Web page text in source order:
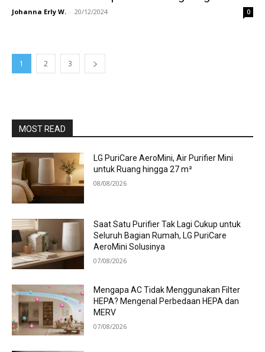
Johanna Erly W. - 20/12/2024 0
1 2 3
MOST READ
LG PuriCare AeroMini, Air Purifier Mini
untuk Ruang hingga 27 m²
08/08/2026
Saat Satu Purifier Tak Lagi Cukup untuk
Seluruh Bagian Rumah, LG PuriCare
AeroMini Solusinya
07/08/2026
Mengapa AC Tidak Menggunakan Filter
HEPA? Mengenal Perbedaan HEPA dan
MERV
07/08/2026